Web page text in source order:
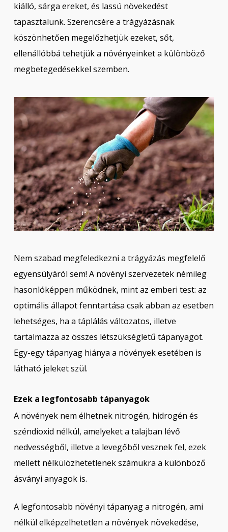
kiálló, sárga ereket, és lassú növekedést
tapasztalunk. Szerencsére a trágyázásnak
köszönhetően megelőzhetjük ezeket, sőt,
ellenállóbbá tehetjük a növényeinket a különböző
megbetegedésekkel szemben.
Nem szabad megfeledkezni a trágyázás megfelelő
egyensúlyáról sem! A növényi szervezetek némileg
hasonlóképpen működnek, mint az emberi test: az
optimális állapot fenntartása csak abban az esetben
lehetséges, ha a táplálás változatos, illetve
tartalmazza az összes létszükségletű tápanyagot.
Egy-egy tápanyag hiánya a növények esetében is
látható jeleket szül.
Ezek a legfontosabb tápanyagok
A növények nem élhetnek nitrogén, hidrogén és
széndioxid nélkül, amelyeket a talajban lévő
nedvességből, illetve a levegőből vesznek fel, ezek
mellett nélkülözhetetlenek számukra a különböző
ásványi anyagok is.
A legfontosabb növényi tápanyag a nitrogén, ami
nélkül elképzelhetetlen a növények növekedése,